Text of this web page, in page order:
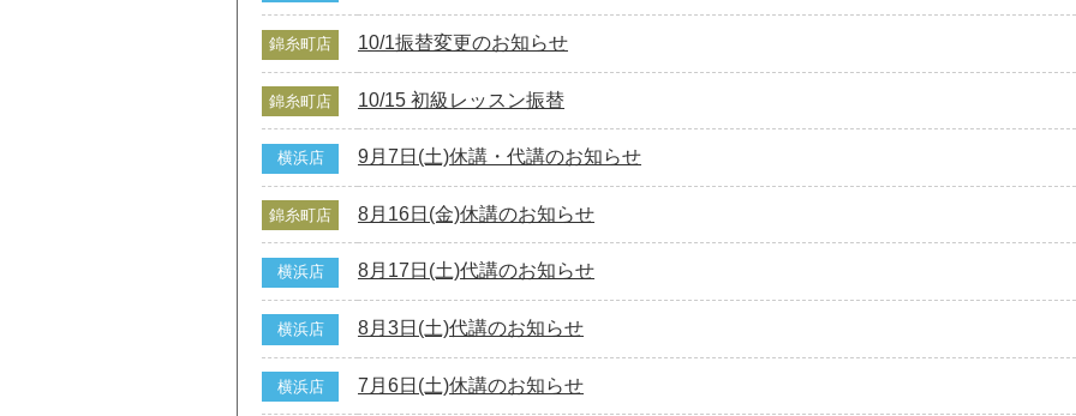
錦糸町店 10/1振替変更のお知らせ
錦糸町店 10/15 初級レッスン振替
横浜店 9月7日(土)休講・代講のお知らせ
錦糸町店 8月16日(金)休講のお知らせ
横浜店 8月17日(土)代講のお知らせ
横浜店 8月3日(土)代講のお知らせ
横浜店 7月6日(土)休講のお知らせ